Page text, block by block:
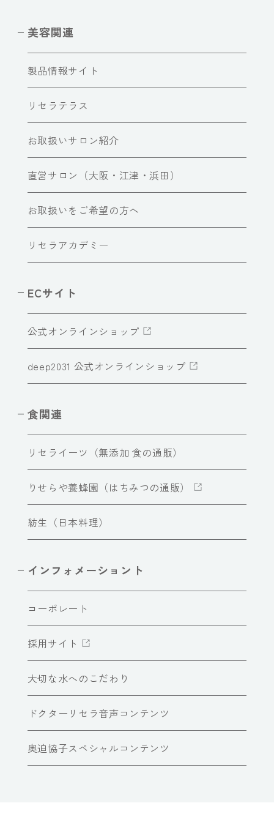
美容関連
製品情報サイト
リセラテラス
お取扱いサロン紹介
直営サロン（大阪・江津・浜田）
お取扱いをご希望の方へ
リセラアカデミー
ECサイト
公式オンラインショップ
deep2031 公式オンラインショップ
食関連
リセライーツ（無添加 食の通販）
りせらや養蜂園（はちみつの通販）
紡生（日本料理）
インフォメーショント
コーポレート
採用サイト
大切な水へのこだわり
ドクターリセラ音声コンテンツ
奥迫協子スペシャルコンテンツ